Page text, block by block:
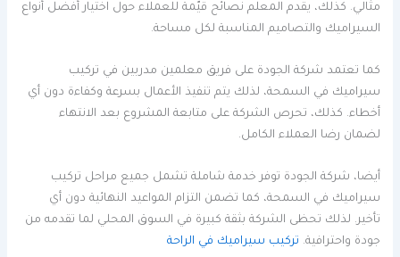
مثالي. كذلك، يقدم المعلم نصائح قيّمة للعملاء حول اختيار أفضل أنواع
السيراميك والتصاميم المناسبة لكل مساحة.
كما تعتمد شركة الجودة على فريق معلمين مدربين في تركيب
سيراميك في السمحة، لذلك يتم تنفيذ الأعمال بسرعة وكفاءة دون أي
أخطاء. كذلك، تحرص الشركة على متابعة المشروع بعد الانتهاء
لضمان رضا العملاء الكامل.
أيضا، شركة الجودة توفر خدمة شاملة تشمل جميع مراحل تركيب
سيراميك في السمحة، كما تضمن التزام المواعيد النهائية دون أي
تأخير. لذلك تحظى الشركة بثقة كبيرة في السوق المحلي لما تقدمه من
جودة واحترافية. تركيب سيراميك في الراحة